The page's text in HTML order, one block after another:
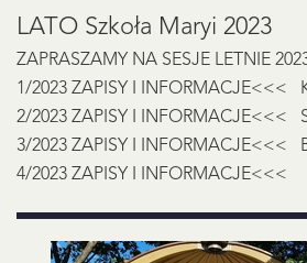
LATO Szkoła Maryi 2023
ZAPRASZAMY NA SESJE LETNIE
1/2023 ZAPISY I INFORMACJE<<<
2/2023 ZAPISY I INFORMACJE<<<
3/2023 ZAPISY I INFORMACJE<<<
4/2023 ZAPISY I INFORMACJE<<<